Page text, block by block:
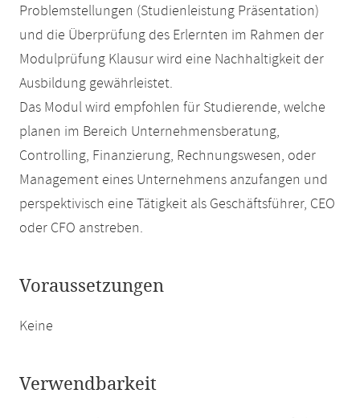
Problemstellungen (Studienleistung Präsentation)
und die Überprüfung des Erlernten im Rahmen der
Modulprüfung Klausur wird eine Nachhaltigkeit der
Ausbildung gewährleistet.
Das Modul wird empfohlen für Studierende, welche
planen im Bereich Unternehmensberatung,
Controlling, Finanzierung, Rechnungswesen, oder
Management eines Unternehmens anzufangen und
perspektivisch eine Tätigkeit als Geschäftsführer, CEO
oder CFO anstreben.
Voraussetzungen
Keine
Verwendbarkeit